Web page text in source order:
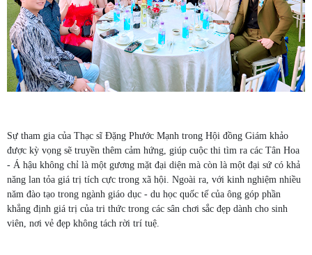
Sự tham gia của Thạc sĩ Đặng Phước Mạnh trong Hội đồng Giám khảo
được kỳ vọng sẽ truyền thêm cảm hứng, giúp cuộc thi tìm ra các Tân Hoa
- Á hậu không chỉ là một gương mặt đại diện mà còn là một đại sứ có khả
năng lan tỏa giá trị tích cực trong xã hội. Ngoài ra, với kinh nghiệm nhiều
năm đào tạo trong ngành giáo dục - du học quốc tế của ông góp phần
khẳng định giá trị của tri thức trong các sân chơi sắc đẹp dành cho sinh
viên, nơi vẻ đẹp không tách rời trí tuệ.